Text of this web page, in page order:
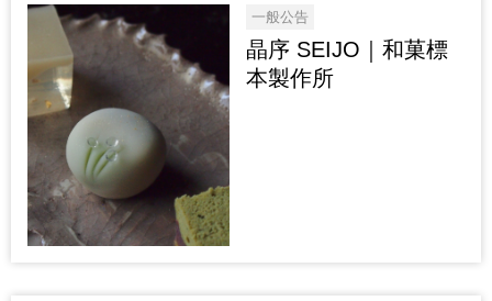
一般公告
晶序 SEIJO｜和菓標
本製作所